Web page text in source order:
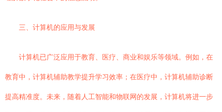
三、计算机的应用与发展
计算机已广泛应用于教育、医疗、商业和娱乐等领域。例如，在
教育中，计算机辅助教学提升学习效率；在医疗中，计算机辅助诊断
提高精准度。未来，随着人工智能和物联网的发展，计算机将进一步